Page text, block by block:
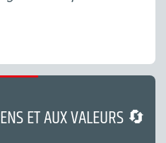
ET AUX VALEURS 🔄